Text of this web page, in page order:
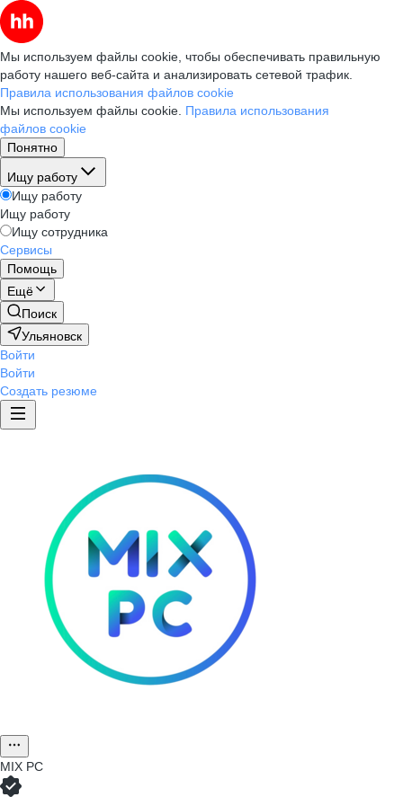
Мы используем файлы cookie, чтобы обеспечивать правильную
работу нашего веб-сайта и анализировать сетевой трафик.
Правила использования файлов cookie
Мы используем файлы cookie. Правила использования
файлов cookie
Понятно
Ищу работу
Ищу работу
Ищу работу
Ищу сотрудника
Сервисы
Помощь
Ещё
Поиск
Ульяновск
Войти
Войти
Создать резюме
MIX PC